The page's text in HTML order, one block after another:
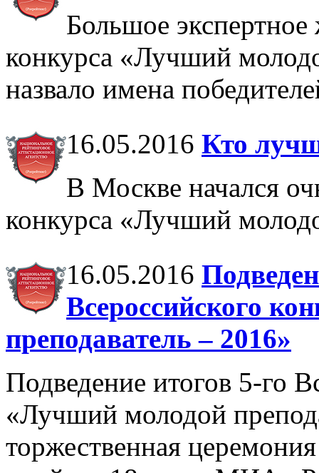
Большое
конкурса «Лучший
назвало имена
16.05.2016 Кто
В Москве начался
конкурса «Лучший
16.05.2016
Всероссийского
преподаватель – 2016»
Подведение итогов 5-го
«Лучший молодой
торжественная